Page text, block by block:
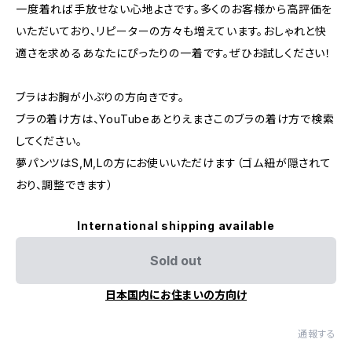
一度着れば手放せない心地よさです。多くのお客様から高評価を
いただいており、リピーターの方々も増えています。おしゃれと快
適さを求めるあなたにぴったりの一着です。ぜひお試しください！
ブラはお胸が小ぶりの方向きです。
ブラの着け方は、YouTubeあとりえまさこのブラの着け方で検索
してください。
夢パンツはS,M,Lの方にお使いいただけます（ゴム紐が隠されて
おり、調整できます）
International shipping available
Sold out
日本国内にお住まいの方向け
通報する